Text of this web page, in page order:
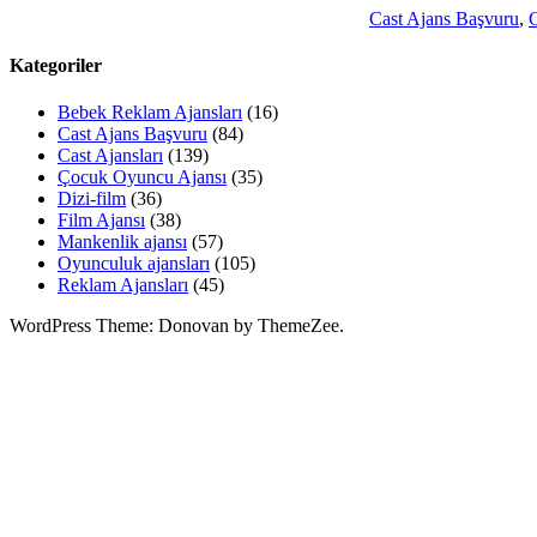
Cast Ajans Başvuru,
Kategoriler
Bebek Reklam Ajansları (16)
Cast Ajans Başvuru (84)
Cast Ajansları (139)
Çocuk Oyuncu Ajansı (35)
Dizi-film (36)
Film Ajansı (38)
Mankenlik ajansı (57)
Oyunculuk ajansları (105)
Reklam Ajansları (45)
WordPress Theme: Donovan by ThemeZee.